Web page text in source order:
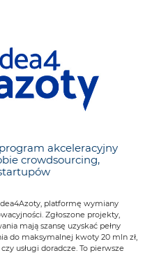
akceleracyjny
crowdsourcing,
platformę wymiany
Zgłoszone projekty,
mają szansę uzyskać pełny
do maksymalnej kwoty 20 mln zł,
usługi doradcze. To pierwsze